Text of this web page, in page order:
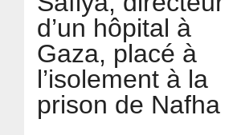
d’un hôpital à
Gaza, placé à
l’isolement à la
prison de Nafha